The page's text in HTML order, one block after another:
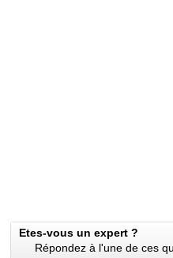
Etes-vous un expert ?
Répondez à l'une de ces